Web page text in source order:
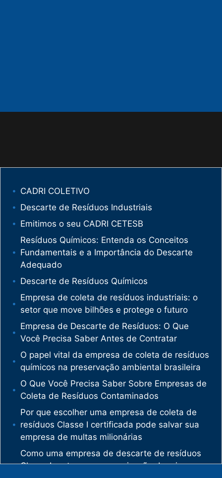
CADRI COLETIVO
Descarte de Resíduos Industriais
Emitimos o seu CADRI CETESB
Resíduos Químicos: Entenda os Conceitos
Fundamentais e a Importância do Descarte
Adequado
Descarte de Resíduos Químicos
Empresa de coleta de resíduos industriais: o
setor que move bilhões e protege o futuro
Empresa de Descarte de Resíduos: O Que
Você Precisa Saber Antes de Contratar
O papel vital da empresa de coleta de resíduos
químicos na preservação ambiental brasileira
O Que Você Precisa Saber Sobre Empresas de
Coleta de Resíduos Contaminados
Por que escolher uma empresa de coleta de
resíduos Classe I certificada pode salvar sua
empresa de multas milionárias
Como uma empresa de descarte de resíduos
Classe I protege sua organização de crimes